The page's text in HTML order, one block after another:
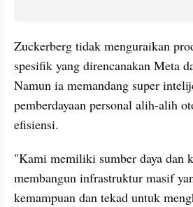
Zuckerberg tidak menguraikan
spesifik yang direncanakan Meta
Namun ia memandang super
pemberdayaan personal alih-alih
efisiensi.
"Kami memiliki sumber daya dan
membangun infrastruktur masif
kemampuan dan tekad untuk